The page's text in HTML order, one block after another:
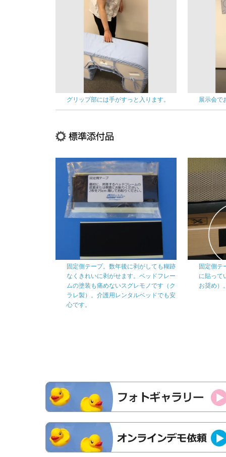
グリップ部には手がすっと入ります。 展示会で
固定側テープ。数年後に剥がしても糊跡
なくきれいに剥がせます。ベッドフレー
ムの塗装も痛めないスグレモノです（ク
ラレ製）。介護用レンタルベッドでも安
心です。
固定側テ
に貼って
お奨め）